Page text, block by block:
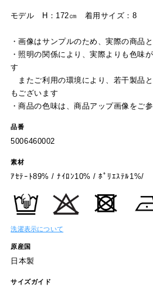
モデル H：172㎝ 着用サイズ：8
・画像はサンプルのため、実際の商品
・照明の関係により、実際よりも色味
す
またご利用の環境により、若干製品
もございます
・商品の色味は、商品アップ画像をご
品番
5006460002
素材
ｱｾﾃｰﾄ89% / ﾅｲﾛﾝ10% / ﾎﾟﾘｴｽﾃﾙ1%/
洗濯表示について
原産国
日本製
サイズガイド